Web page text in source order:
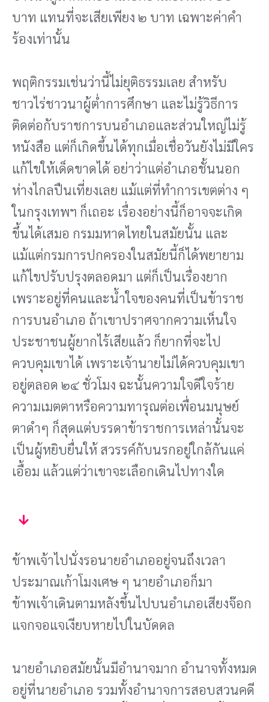
บาท แทนที่จะเสียเพียง ๒ บาท เฉพาะค่าคํา
ร้องเท่านั้น
พฤติกรรมเช่นว่านี้ไม่ยุติธรรมเลย สําหรับ
ชาวไร่ชาวนาผู้ต่ำการศึกษา และไม่รู้วิธีการ
ติดต่อกับราชการบนอําเภอและส่วนใหญ่ไม่รู้
หนังสือ แต่ก็เกิดขึ้นได้ทุกเมื่อเชื่อวันยังไม่มีใคร
แก้ไขให้เด็ดขาดได้ อย่าว่าแต่อําเภอชั้นนอก
ห่างไกลปืนเที่ยงเลย แม้แต่ที่ทําการเขตต่าง ๆ
ในกรุงเทพฯ ก็เถอะ เรื่องอย่างนี้ก็อาจจะเกิด
ขึ้นได้เสมอ กรมมหาดไทยในสมัยนั้น และ
แม้แต่กรมการปกครองในสมัยนี้ก็ได้พยายาม
แก้ไขปรับปรุงตลอดมา แต่ก็เป็นเรื่องยาก
เพราะอยู่ที่คนและน้ําใจของคนที่เป็นข้าราช
การบนอําเภอ ถ้าเขาปราศจากความเห็นใจ
ประชาชนผู้ยากไร้เสียแล้ว ก็ยากที่จะไป
ควบคุมเขาได้ เพราะเจ้านายไม่ได้ควบคุมเขา
อยู่ตลอด ๒๔ ชั่วโมง ฉะนั้นความใจดีใจร้าย
ความเมตตาหรือความทารุณต่อเพื่อนมนุษย์
ตาดําๆ ก็สุดแต่บรรดาข้าราชการเหล่านั้นจะ
เป็นผู้หยิบยื่นให้ สวรรค์กับนรกอยู่ใกล้กันแค่
เอื้อม แล้วแต่ว่าเขาจะเลือกเดินไปทางใด
ข้าพเจ้าไปนั่งรอนายอําเภออยู่จนถึงเวลา
ประมาณเก้าโมงเศษ ๆ นายอําเภอก็มา
ข้าพเจ้าเดินตามหลังขึ้นไปบนอําเภอเสียงจ๊อก
แจกจอแจเงียบหายไปในบัดดล
นายอําเภอสมัยนั้นมีอํานาจมาก อํานาจทั้งหมด
อยู่ที่นายอําเภอ รวมทั้งอํานาจการสอบสวนคดี